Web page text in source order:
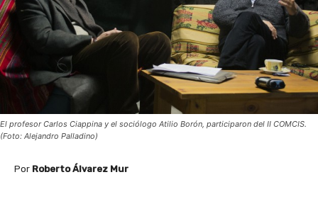
El profesor Carlos Ciappina y el sociólogo Atilio Borón, participaron del II COMCIS.
(Foto: Alejandro Palladino)
Por Roberto Álvarez Mur